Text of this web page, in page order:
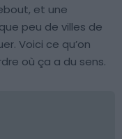
et une
peu de villes de
Voici ce qu’on
où ça a du sens.